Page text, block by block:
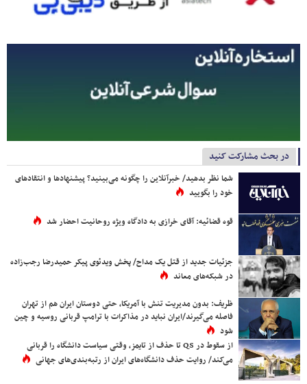
در بحث مشارکت کنید
شما نظر بدهید/ خبرآنلاین را چگونه می‌بینید؟ پیشنهادها و انتقادهای
خود را بگویید
قوه قضائیه: آقای خرازی به دادگاه ویژه روحانیت احضار شد
جزئیات جدید از قتل یک مداح/ پخش ویدئوی پیکر حمیدرضا رجب‌زاده
در شبکه‌های معاند
ظریف: بدون مدیریت تنش با آمریکا، حتی دوستان ایران هم از تهران
فاصله می‌گیرند/ایران نباید در مذاکرات با ترامپ قربانی روسیه و چین
شود
از سقوط در QS تا حذف از تایمز، وقتی سیاست دانشگاه را قربانی
می‌کند/ روایت حذف دانشگاه‌های ایران از رتبه‌بندی‌های جهانی